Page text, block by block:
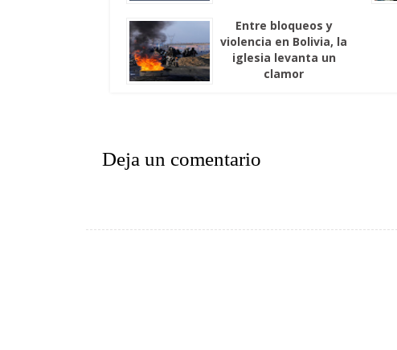
Entre bloqueos y
violencia en Bolivia, la
iglesia levanta un
clamor
Deja un comentario